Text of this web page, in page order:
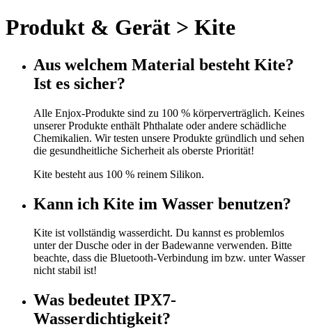
Produkt & Gerät > Kite
Aus welchem Material besteht Kite?
Ist es sicher?
Alle Enjox-Produkte sind zu 100 % körperverträglich. Keines
unserer Produkte enthält Phthalate oder andere schädliche
Chemikalien. Wir testen unsere Produkte gründlich und sehen
die gesundheitliche Sicherheit als oberste Priorität!
Kite besteht aus 100 % reinem Silikon.
Kann ich Kite im Wasser benutzen?
Kite ist vollständig wasserdicht. Du kannst es problemlos
unter der Dusche oder in der Badewanne verwenden. Bitte
beachte, dass die Bluetooth-Verbindung im bzw. unter Wasser
nicht stabil ist!
Was bedeutet IPX7-
Wasserdichtigkeit?